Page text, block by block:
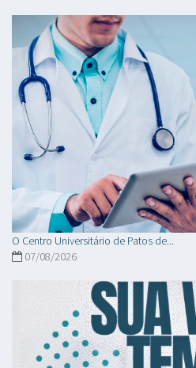
O Centro Universitário de Patos de...
07/08/2026